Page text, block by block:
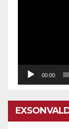
00:00